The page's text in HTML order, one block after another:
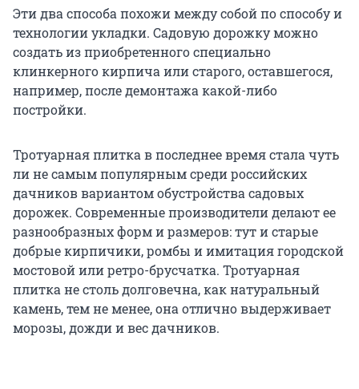
Эти два способа похожи между собой по способу и
технологии укладки. Садовую дорожку можно
создать из приобретенного специально
клинкерного кирпича или старого, оставшегося,
например, после демонтажа какой-либо
постройки.
Тротуарная плитка в последнее время стала чуть
ли не самым популярным среди российских
дачников вариантом обустройства садовых
дорожек. Современные производители делают ее
разнообразных форм и размеров: тут и старые
добрые кирпичики, ромбы и имитация городской
мостовой или ретро-брусчатка. Тротуарная
плитка не столь долговечна, как натуральный
камень, тем не менее, она отлично выдерживает
морозы, дожди и вес дачников.